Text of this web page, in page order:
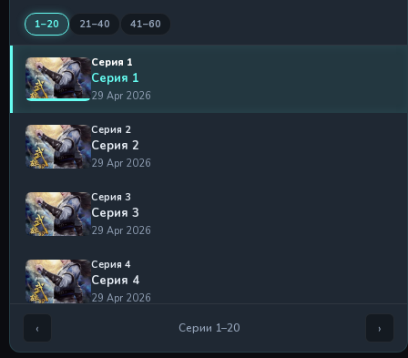
1–20 21–40 41–60
Серия 1
Серия 1
29 Apr 2026
Серия 2
Серия 2
29 Apr 2026
Серия 3
Серия 3
29 Apr 2026
Серия 4
Серия 4
29 Apr 2026
‹ Серии 1–20 ›